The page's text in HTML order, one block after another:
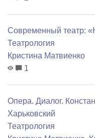
Современный театр:
Театрология
Кристина Матвиенко
1
Опера. Диалог.
Харьковский
Театрология